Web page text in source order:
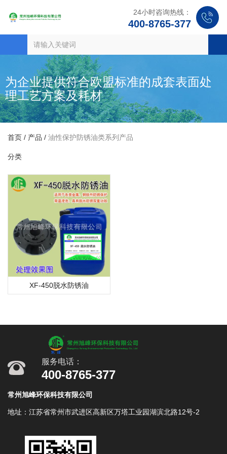
24小时咨询热线：
400-8765-377
为企业提供符合欧盟标准的成套表面处
理工艺方案及耗材
首页 / 产品 / 油性保护防锈油类系列产品
分类
XF-450脱水防锈油
服务电话：
400-8765-377
常州旭峰环保科技有限公司
地址：江苏省常州市武进区高新区万塔工业园湖滨北路12号-2